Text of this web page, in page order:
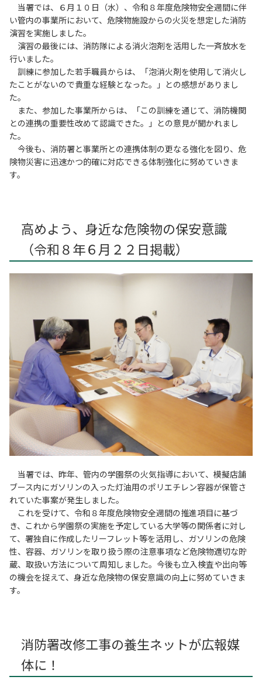
当署では、６月１０日（水）、令和８年度危険物安全週間に伴
い管内の事業所において、危険物施設からの火災を想定した消防
演習を実施しました。
演習の最後には、消防隊による消火泡剤を活用した一斉放水を
行いました。
訓練に参加した若手職員からは、「泡消火剤を使用して消火し
たことがないので貴重な経験となった。」との感想がありまし
た。
また、参加した事業所からは、「この訓練を通じて、消防機関
との連携の重要性改めて認識できた。」との意見が聞かれまし
た。
今後も、消防署と事業所との連携体制の更なる強化を図り、危
険物災害に迅速かつ的確に対応できる体制強化に努めていきま
す。
高めよう、身近な危険物の保安意識
（令和８年６月２２日掲載）
当署では、昨年、管内の学園祭の火気指導において、模擬店舗
ブース内にガソリンの入った灯油用のポリエチレン容器が保管さ
れていた事案が発生しました。
これを受けて、令和８年度危険物安全週間の推進項目に基づ
き、これから学園祭の実施を予定している大学等の関係者に対し
て、署独自に作成したリーフレット等を活用し、ガソリンの危険
性、容器、ガソリンを取り扱う際の注意事項など危険物適切な貯
蔵、取扱い方法について周知しました。今後も立入検査や出向等
の機会を捉えて、身近な危険物の保安意識の向上に努めていきま
す。
消防署改修工事の養生ネットが広報媒
体に！